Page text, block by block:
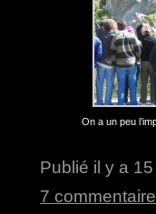
On a un peu
Publié il y a
7